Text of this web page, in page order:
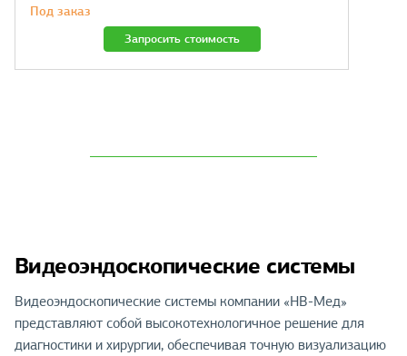
Под заказ
Запросить стоимость
Видеоэндоскопические системы
Видеоэндоскопические системы компании «НВ-Мед»
представляют собой высокотехнологичное решение для
диагностики и хирургии, обеспечивая точную визуализацию